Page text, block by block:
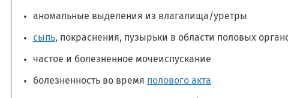
аномальные выделения из влагалища/уретры
сыпь, покраснения, пузырьки в области половых
частое и болезненное мочеиспускание
болезненность во время полового акта